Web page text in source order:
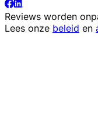
Reviews worden
Lees onze beleid en